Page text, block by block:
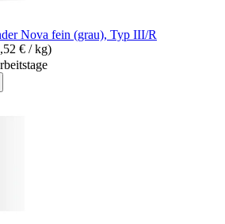
Nova fein (grau), Typ III/R
€ / kg)